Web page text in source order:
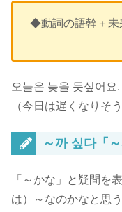
◆動詞の語幹＋未
오늘은 늦을 듯싶어요.
（今日は遅くなりそ
～까 싶다「
「～かな」と疑問を
は）～なのかなと思う